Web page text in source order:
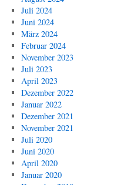
Juli 2024
Juni 2024
März 2024
Februar 2024
November 2023
Juli 2023
April 2023
Dezember 2022
Januar 2022
Dezember 2021
November 2021
Juli 2020
Juni 2020
April 2020
Januar 2020